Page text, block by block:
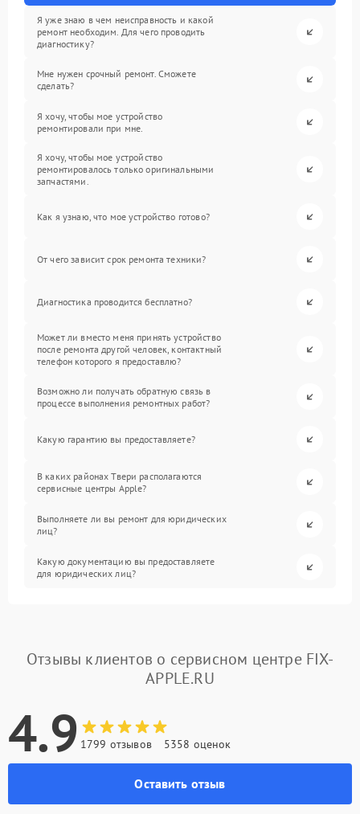
Я уже знаю в чем неисправность и какой
ремонт необходим. Для чего проводить
диагностику?
Мне нужен срочный ремонт. Сможете
сделать?
Я хочу, чтобы мое устройство
ремонтировали при мне.
Я хочу, чтобы мое устройство
ремонтировалось только оригинальными
запчастями.
Как я узнаю, что мое устройство готово?
От чего зависит срок ремонта техники?
Диагностика проводится бесплатно?
Может ли вместо меня принять устройство
после ремонта другой человек, контактный
телефон которого я предоставлю?
Возможно ли получать обратную связь в
процессе выполнения ремонтных работ?
Какую гарантию вы предоставляете?
В каких районах Твери располагаются
сервисные центры Apple?
Выполняете ли вы ремонт для юридических
лиц?
Какую документацию вы предоставляете
для юридических лиц?
Отзывы клиентов о сервисном центре FIX-
APPLE.RU
4.9 1799 отзывов 5358 оценок
Оставить отзыв